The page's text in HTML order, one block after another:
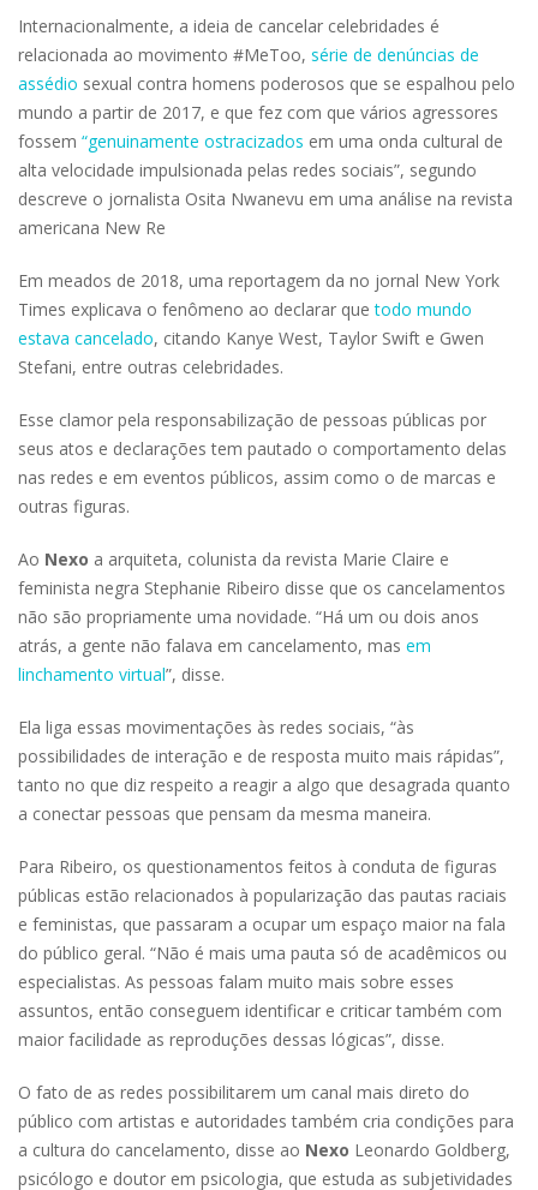
Internacionalmente, a ideia de cancelar celebridades é
relacionada ao movimento #MeToo, série de denúncias de
assédio sexual contra homens poderosos que se espalhou pelo
mundo a partir de 2017, e que fez com que vários agressores
fossem “genuinamente ostracizados em uma onda cultural de
alta velocidade impulsionada pelas redes sociais”, segundo
descreve o jornalista Osita Nwanevu em uma análise na revista
americana New Re
Em meados de 2018, uma reportagem da no jornal New York
Times explicava o fenômeno ao declarar quetodo mundo
estava cancelado, citando Kanye West, Taylor Swift e Gwen
Stefani, entre outras celebridades.
Esse clamor pela responsabilização de pessoas públicas por
seus atos e declarações tem pautado o comportamento delas
nas redes e em eventos públicos, assim como o de marcas e
outras figuras.
Ao Nexo a arquiteta, colunista da revista Marie Claire e
feminista negra Stephanie Ribeiro disse que os cancelamentos
não são propriamente uma novidade. “Há um ou dois anos
atrás, a gente não falava em cancelamento, mas em
linchamento virtual”, disse.
Ela liga essas movimentações às redes sociais, “às
possibilidades de interação e de resposta muito mais rápidas”,
tanto no que diz respeito a reagir a algo que desagrada quanto
a conectar pessoas que pensam da mesma maneira.
Para Ribeiro, os questionamentos feitos à conduta de figuras
públicas estão relacionados à popularização das pautas raciais
e feministas, que passaram a ocupar um espaço maior na fala
do público geral. “Não é mais uma pauta só de acadêmicos ou
especialistas. As pessoas falam muito mais sobre esses
assuntos, então conseguem identificar e criticar também com
maior facilidade as reproduções dessas lógicas”, disse.
O fato de as redes possibilitarem um canal mais direto do
público com artistas e autoridades também cria condições para
a cultura do cancelamento, disse ao Nexo Leonardo Goldberg,
psicólogo e doutor em psicologia, que estuda as subjetividades